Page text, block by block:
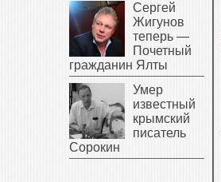
Сергей
Жигунов
теперь —
Почетный
гражданин Ялты
Умер
известный
крымский
писатель
Сорокин